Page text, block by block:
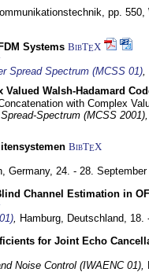
pp. 550,
Systems BibTEX
Spread Spectrum (MCSS 01),
Walsh-Hadamard
with Complex
Spectrum (MCSS 2001),
BibTEX
Germany, 24. - 28. September
Channel Estimation in
, Hamburg, Deutschland, 18.
for Joint Echo
Noise Control (IWAENC 01),